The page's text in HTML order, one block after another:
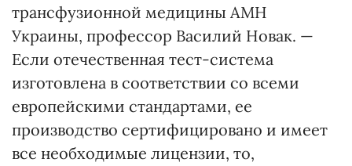
трансфузионной медицины АМН
Украины, профессор Василий Новак. —
Если отечественная тест-система
изготовлена в соответствии со всеми
европейскими стандартами, ее
производство сертифицировано и имеет
все необходимые лицензии, то,